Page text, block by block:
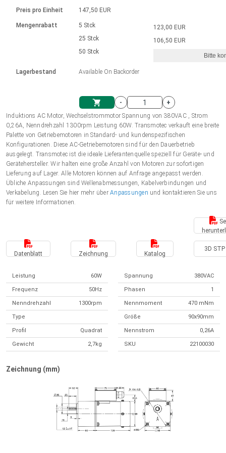
Einheitssystem
Einkaufswagen
Hubmagnete
230 - 50 Hz | 110 - 60 Hz
Drehzahlregelung für die AIS-Serie
Bürstenlose Gleichstrommotoren
mit Planetengetriebe und internem
Ø 28-42| 1-1400 rpm | <= 290Ncm
Bürstenlose DC Motor Controller
Gleichstrommotoren mit
Schneckengetriebe und Bürsten
Ø43-124mm | 31-425rpm | ≤ 41Nm
Treiber für Gleichstrommotoren mit
Synchron-Asynchron | für 1-4 Elektrozylinder
Synchron-Asynchron | für 1-4 Elektrozylinder
Français (EUR)
Polski (EUR)
Norsk (NOK)
Suomi (EUR)
Svenska (SEK)
Preis pro Einheit
Mengenrabatt
Lagerbestand
147,50 EUR
5 Stck
25 Stck
50 Stck
Available On Backorder
123,00 EUR
106,50 EUR
Bitte
-
+
Induktions AC Motor, Wechselstrommotor Spannung von 380VAC , Strom
0,26A, Nenndrehzahl 1300rpm Leistung 60W. Transmotec verkauft eine breite
Palette von Getriebemotoren in Standard- und kundenspezifischen
Konfigurationen. Diese AC-Getriebemotoren sind für den Dauerbetrieb
ausgelegt. Transmotec ist die ideale Lieferantenquelle speziell für Geräte- und
Gerätehersteller. Wir halten eine große Anzahl von Motoren zur sofortigen
Lieferung auf Lager. Alle Motoren können auf Anfrage angepasst werden.
Übliche Anpassungen sind Wellenabmessungen, Kabelverbindungen und
Verkabelung. Lesen Sie hier mehr überAnpassungen und kontaktieren Sie uns
für weitere Informationen.
Datenblatt Zeichnung Katalog
3D STP
Leistung 60W Spannung 380VAC
Frequenz 50Hz Phasen 1
Nenndrehzahl 1300rpm Nennmoment 470 mNm
Type Größe 90x90mm
Profil Quadrat Nennstrom 0,26A
Gewicht 2,7kg SKU 22100030
Zeichnung (mm)